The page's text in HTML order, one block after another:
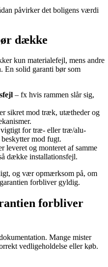
påvirker det boligens værdi
dække
kun materialefejl, mens andre
En solid garanti bør som
– fx hvis rammen slår sig,
sikret mod træk, utætheder og
for træ- eller træ/alu-
mod fugt.
leveret og monteret af samme
dække installationsfejl.
og vær opmærksom på, om
forbliver gyldig.
forbliver
Mange mister
vedligeholdelse eller køb.